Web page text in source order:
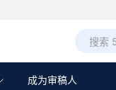
成为审稿人